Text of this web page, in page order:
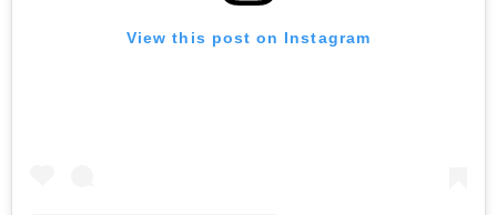
View this post on Instagram